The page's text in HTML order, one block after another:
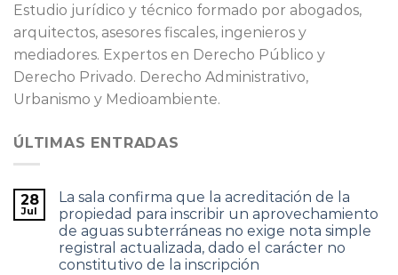
Estudio jurídico y técnico formado por abogados,
arquitectos, asesores fiscales, ingenieros y
mediadores. Expertos en Derecho Público y
Derecho Privado. Derecho Administrativo,
Urbanismo y Medioambiente.
ÚLTIMAS ENTRADAS
28
Jul
La sala confirma que la acreditación de la
propiedad para inscribir un aprovechamiento
de aguas subterráneas no exige nota simple
registral actualizada, dado el carácter no
constitutivo de la inscripción